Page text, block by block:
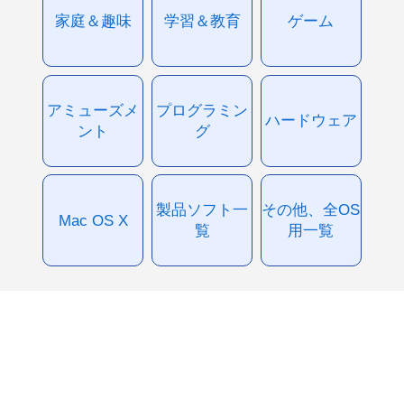
家庭＆趣味 学習＆教育 ゲーム
アミューズメ
ント
プログラミン
グ
ハードウェア
Mac OS X
製品ソフト一
覧
その他、全OS
用一覧